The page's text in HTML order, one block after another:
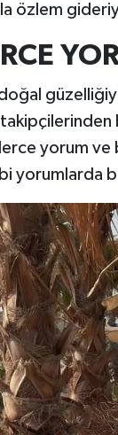
özlem
yorum ve
yorumlarda